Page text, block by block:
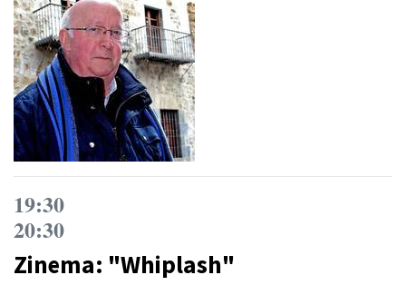
19:30
20:30
Zinema: "Whiplash"